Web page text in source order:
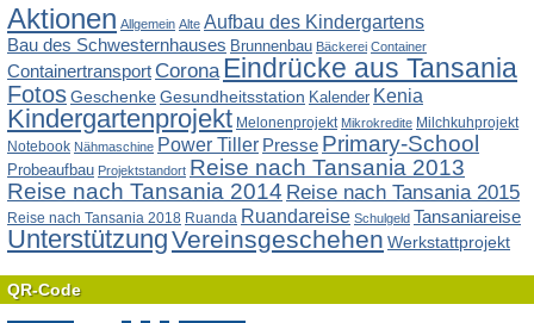
Aktionen Allgemein Alte Aufbau des Kindergartens
Bau des Schwesternhauses Brunnenbau Bäckerei Container
Containertransport Corona Eindrücke aus Tansania
FotosGeschenkeGesundheitsstation Kalender Kenia
Kindergartenprojekt Melonenprojekt Mikrokredite Milchkuhprojekt
Notebook Nähmaschine Power Tiller Presse Primary-School
Probeaufbau Projektstandort Reise nach Tansania 2013
Reise nach Tansania 2014 Reise nach Tansania 2015
Reise nach Tansania 2018 Ruanda Ruandareise Schulgeld Tansaniareise
UnterstützungVereinsgeschehen Werkstattprojekt
QR-Code